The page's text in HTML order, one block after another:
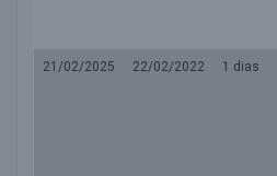
21/02/2025 22/02/2022
1 dias